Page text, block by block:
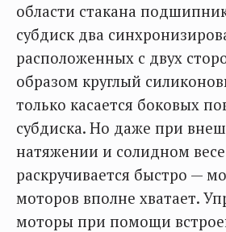
области стакана
субдиск два
расположенных с двух
образом круглый
только касается боковых
субдиска. Но даже при
натяжении и солидном
раскручивается быстро —
моторов вполне хватает.
моторы при помощи